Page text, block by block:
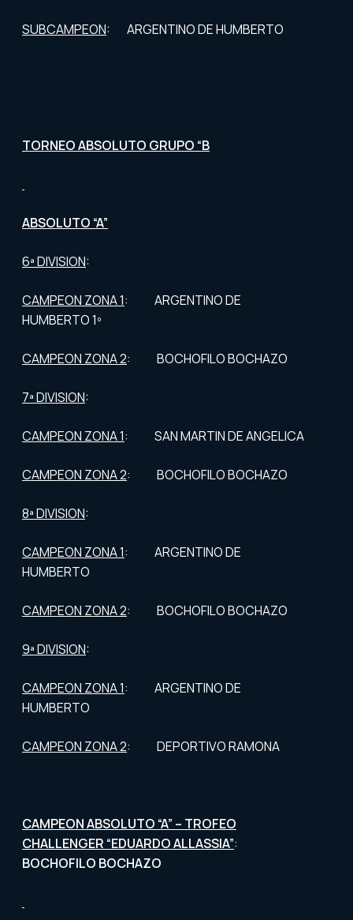
SUBCAMPEON: ARGENTINO DE HUMBERTO
TORNEO ABSOLUTO GRUPO “B
ABSOLUTO “A”
6ª DIVISION:
CAMPEON ZONA 1: ARGENTINO DE
HUMBERTO 1º
CAMPEON ZONA 2: BOCHOFILO BOCHAZO
7ª DIVISION:
CAMPEON ZONA 1: SAN MARTIN DE ANGELICA
CAMPEON ZONA 2: BOCHOFILO BOCHAZO
8ª DIVISION:
CAMPEON ZONA 1: ARGENTINO DE
HUMBERTO
CAMPEON ZONA 2: BOCHOFILO BOCHAZO
9ª DIVISION:
CAMPEON ZONA 1: ARGENTINO DE
HUMBERTO
CAMPEON ZONA 2: DEPORTIVO RAMONA
CAMPEON ABSOLUTO “A” – TROFEO
CHALLENGER “EDUARDO ALLASSIA”:
BOCHOFILO BOCHAZO